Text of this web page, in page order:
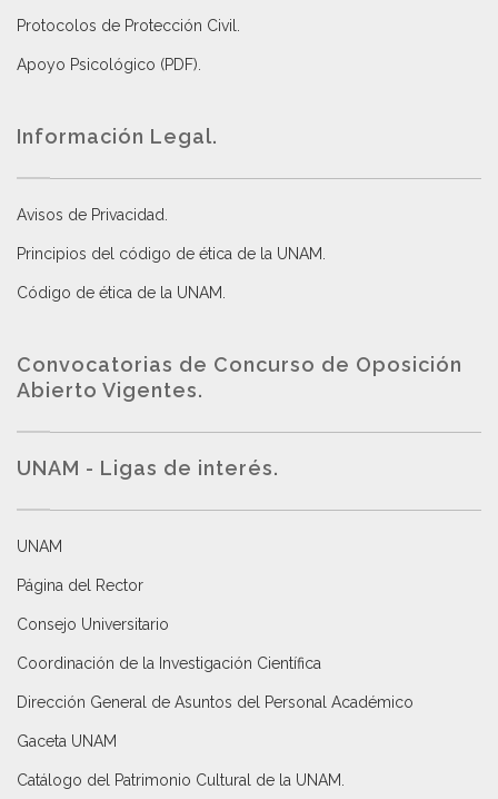
Protocolos de Protección Civil
Apoyo Psicológico (PDF)
Información Legal.
Avisos de Privacidad
Principios del código de ética de la UNAM
Código de ética de la UNAM
Convocatorias de Concurso de Oposición
Abierto Vigentes.
UNAM - Ligas de interés.
UNAM
Página del Rector
Consejo Universitario
Coordinación de la Investigación Científica
Dirección General de Asuntos del Personal Académico
Gaceta UNAM
Catálogo del Patrimonio Cultural de la UNAM.